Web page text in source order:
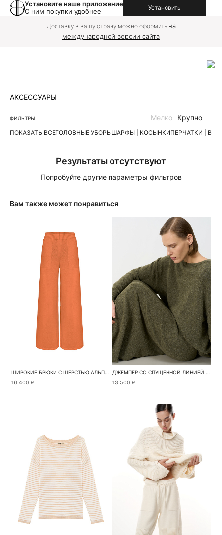
Установите наше приложение
С ним покупки удобнее
Установить
Доставку в вашу страну можно оформить на
международной версии сайта
АКСЕССУАРЫ
ФИЛЬТРЫ
ПОКАЗАТЬ ВСЕГОЛОВНЫЕ УБОРЫШАРФЫ | КОСЫНКИПЕРЧАТКИ |
Мелко Крупно
Результаты отсутствуют
Попробуйте другие параметры фильтров
Вам также может понравиться
ШИРОКИЕ БРЮКИ С ШЕРСТЬЮ АЛЬПАКА
16 400 ₽
ДЖЕМПЕР СО СПУЩЕННОЙ ЛИНИЕЙ ПЛЕЧА
13 500 ₽